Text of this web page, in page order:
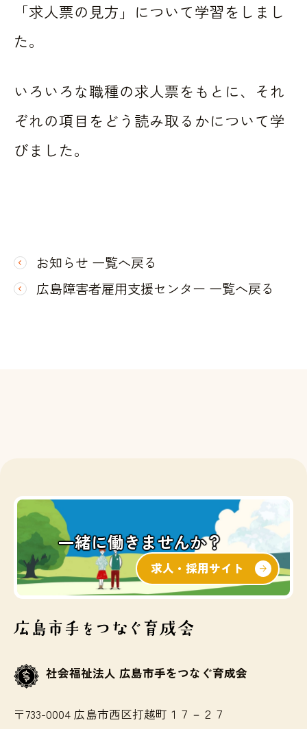
「求人票の見方」について学習をしまし
た。
いろいろな職種の求人票をもとに、それ
ぞれの項目をどう読み取るかについて学
びました。
お知らせ 一覧へ戻る
広島障害者雇用支援センター 一覧へ戻る
一緒に働きませんか？
求人・採用サイト
社会福祉法人 広島市手をつなぐ育成会
〒733-0004 広島市西区打越町１７－２７